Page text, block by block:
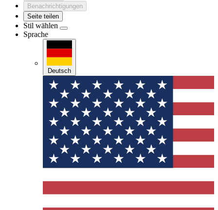
Benachrichtigungen
Seite teilen
Stil wählen
Sprache
Deutsch